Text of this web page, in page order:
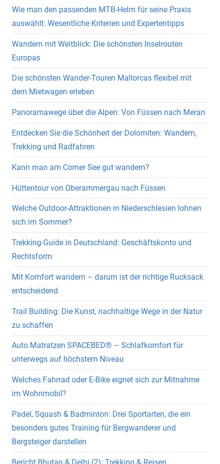
Wie man den passenden MTB-Helm für seine Praxis
auswählt: Wesentliche Kriterien und Expertentipps
Wandern mit Weitblick: Die schönsten Inselrouten
Europas
Die schönsten Wander-Touren Mallorcas flexibel mit
dem Mietwagen erleben
Panoramawege über die Alpen: Von Füssen nach Meran
Entdecken Sie die Schönheit der Dolomiten: Wandern,
Trekking und Radfahren
Kann man am Comer See gut wandern?
Hüttentour von Oberammergau nach Füssen
Welche Outdoor-Attraktionen in Niederschlesien lohnen
sich im Sommer?
Trekking-Guide in Deutschland: Geschäftskonto und
Rechtsform
Mit Komfort wandern – darum ist der richtige Rucksack
entscheidend
Trail Building: Die Kunst, nachhaltige Wege in der Natur
zu schaffen
Auto Matratzen SPACEBED® – Schlafkomfort für
unterwegs auf höchstem Niveau
Welches Fahrrad oder E-Bike eignet sich zur Mitnahme
im Wohnmobil?
Padel, Squash & Badminton: Drei Sportarten, die ein
besonders gutes Training für Bergwanderer und
Bergsteiger darstellen